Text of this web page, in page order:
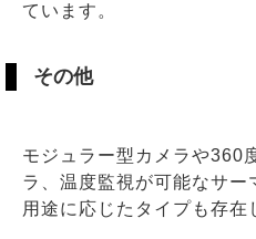
ています。
その他
モジュラー型カメラや360
ラ、温度監視が可能なサ
用途に応じたタイプも存在